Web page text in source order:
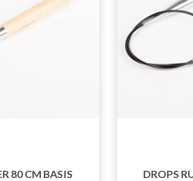
80 CM BASIS
DROPS